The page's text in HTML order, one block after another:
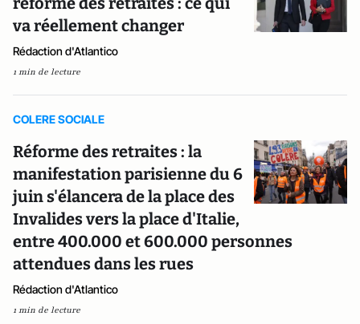
va réellement changer
Rédaction d'Atlantico
1 min de lecture
COLERE SOCIALE
Réforme des retraites : la
manifestation parisienne du 6
juin s'élancera de la place des
Invalides vers la place d'Italie,
entre 400.000 et 600.000 personnes
attendues dans les rues
Rédaction d'Atlantico
1 min de lecture